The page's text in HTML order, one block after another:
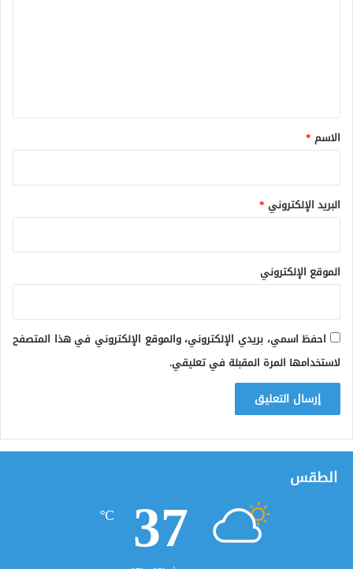
*
الاسم *
البريد الإلكتروني *
الموقع الإلكتروني
احفظ اسمي، بريدي الإلكتروني، والموقع الإلكتروني في هذا المتصفح
لاستخدامها المرة المقبلة في تعليقي.
الطقس 37
℃